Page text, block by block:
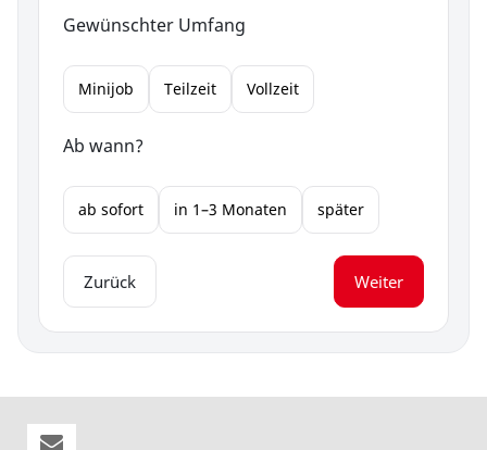
Gewünschter Umfang
Minijob Teilzeit Vollzeit
Ab wann?
ab sofort in 1–3 Monaten später
Zurück Weiter